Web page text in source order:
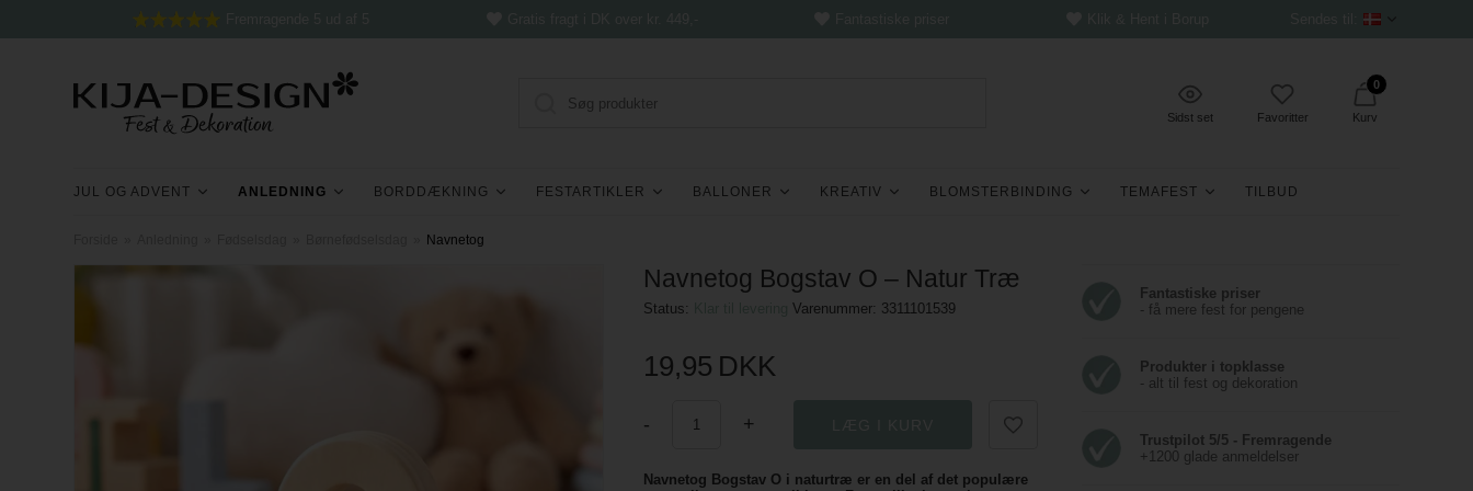
Sidst set Favoritter
0
Kurv
JUL OG ADVENT ANLEDNING BORDDÆKNING FESTARTIKLER BALLONER KREATIV BLOMSTERBINDING TEMAFEST TILBUD
Navnetog
Navnetog Bogstav O – Natur Træ
Status: Klar til leveringVarenummer: 3311101539
19,95 DKK
- +
Navnetog Bogstav O i naturtræ er en del af det populære
Fantastiske priser
- få mere fest for pengene
Produkter i topklasse
- alt til fest og dekoration
Trustpilot 5/5 - Fremragende
+1200 glade anmeldelser